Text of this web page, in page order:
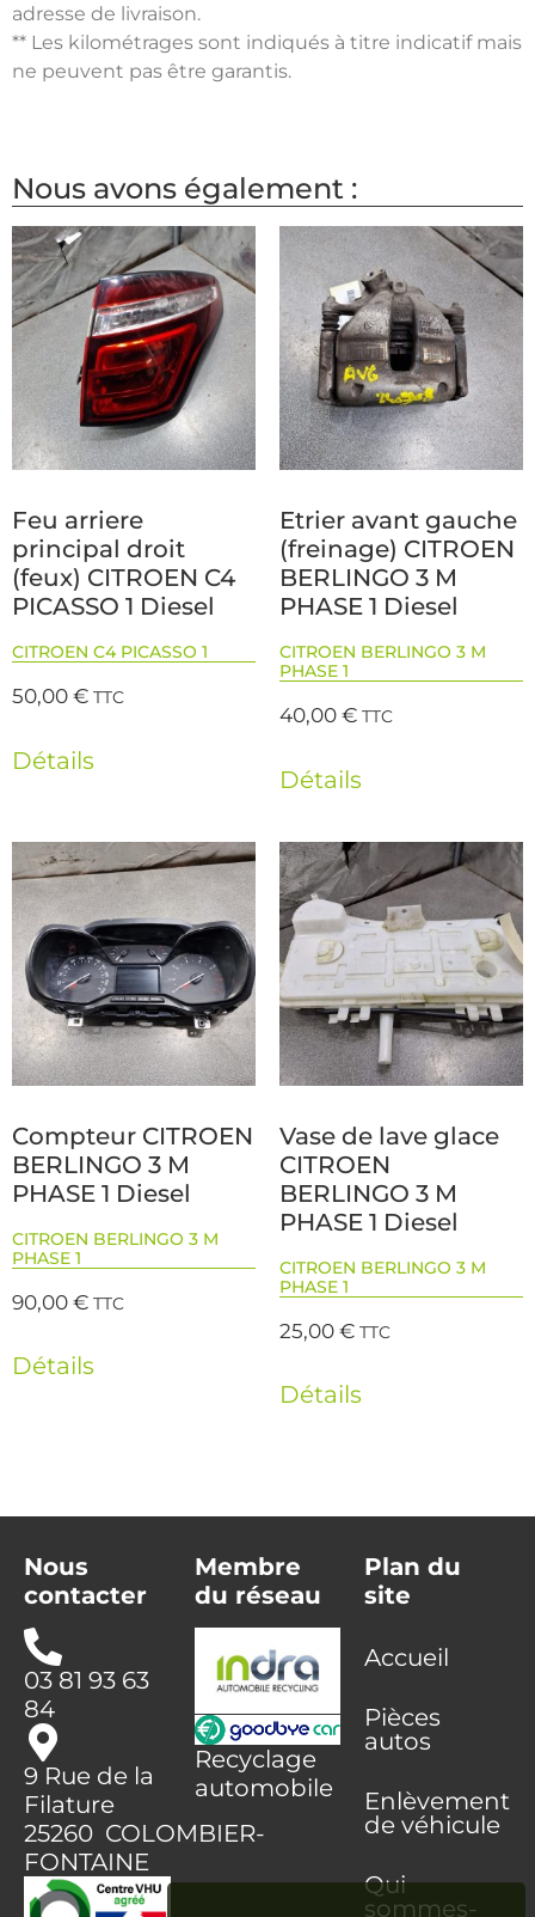
adresse de livraison.
** Les kilométrages sont indiqués à titre indicatif mais
ne peuvent pas être garantis.
Nous avons également :
Feu arriere
principal droit
(feux) CITROEN C4
PICASSO 1 Diesel
CITROEN C4 PICASSO 1
50,00€ TTC
Détails
Etrier avant gauche
(freinage) CITROEN
BERLINGO 3 M
PHASE 1 Diesel
CITROEN BERLINGO 3 M
PHASE 1
40,00€ TTC
Détails
Compteur CITROEN
BERLINGO 3 M
PHASE 1 Diesel
CITROEN BERLINGO 3 M
PHASE 1
90,00€ TTC
Détails
Vase de lave glace
CITROEN
BERLINGO 3 M
PHASE 1 Diesel
CITROEN BERLINGO 3 M
PHASE 1
25,00€ TTC
Détails
Nous
contacter
03 81 93 63
84
9 Rue de la
Filature
25260 COLOMBIER-
FONTAINE
Membre
du réseau
Recyclage
automobile
Plan du
site
Accueil
Pièces
autos
Enlèvement
de véhicule
Qui
sommes-